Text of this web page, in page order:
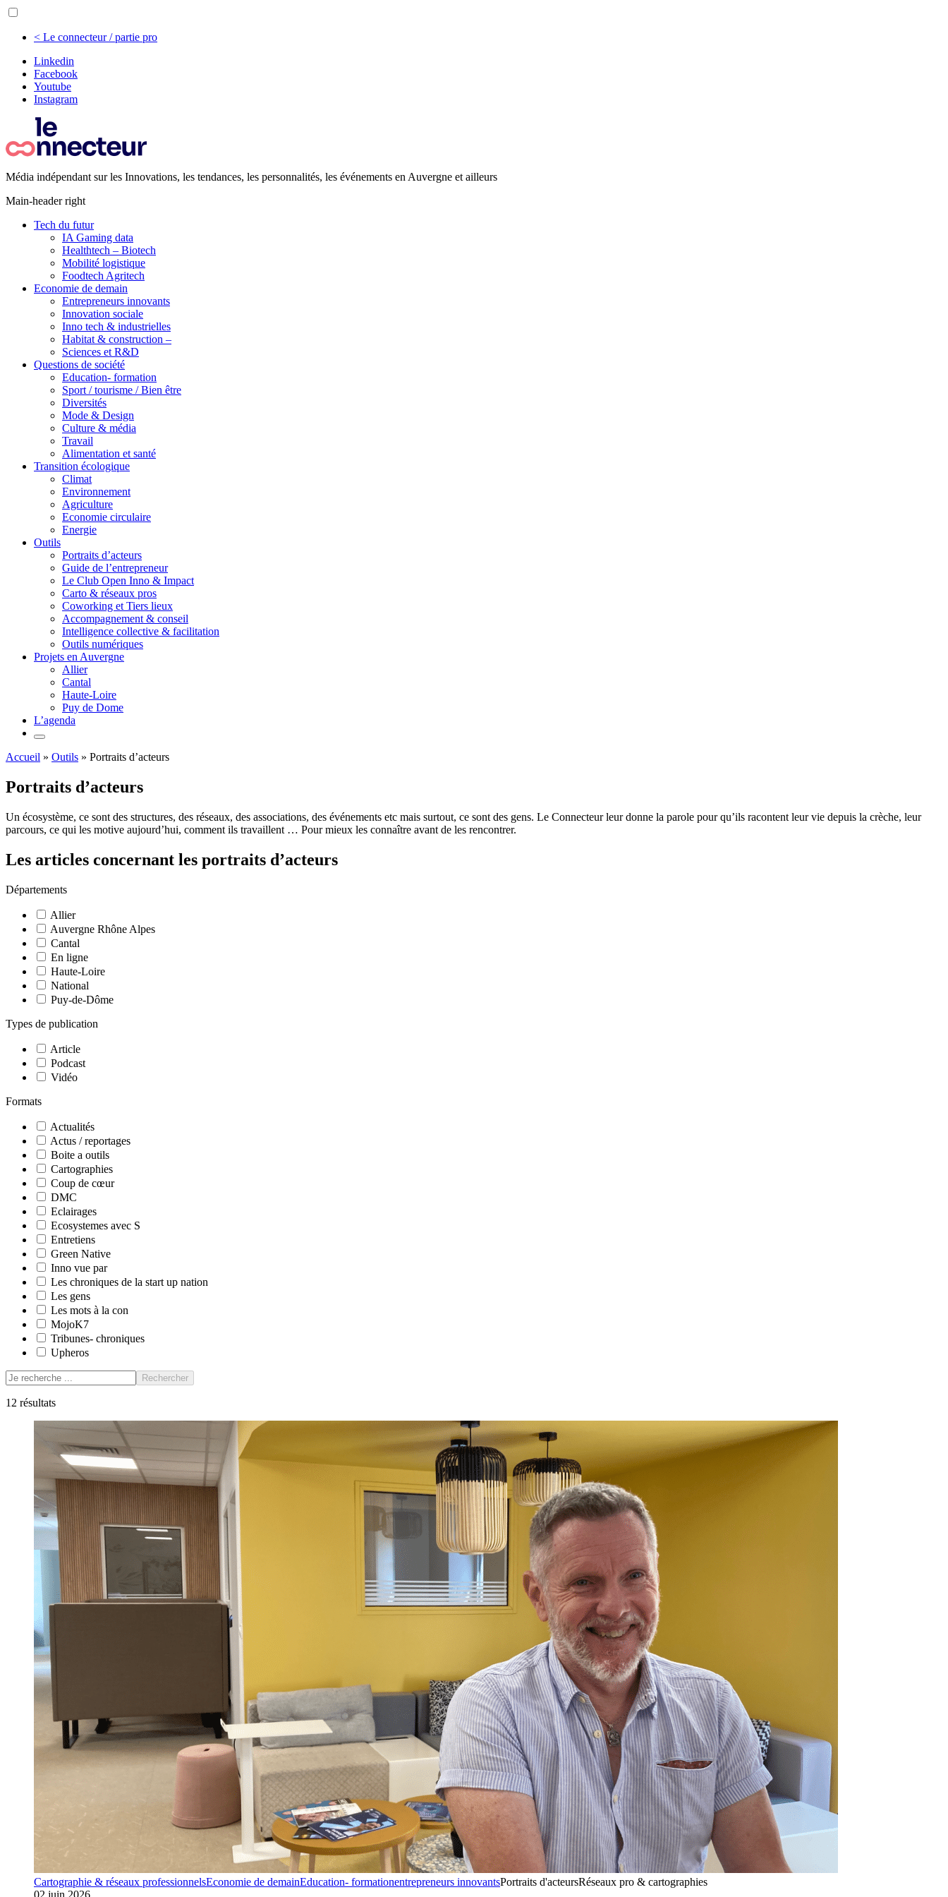
< Le connecteur / partie pro
Linkedin
Facebook
Youtube
Instagram
Média indépendant sur les Innovations, les tendances, les personnalités, les événements en Auvergne et ailleurs
Main-header right
Tech du futur
IA Gaming data
Healthtech – Biotech
Mobilité logistique
Foodtech Agritech
Economie de demain
Entrepreneurs innovants
Innovation sociale
Inno tech & industrielles
Habitat & construction –
Sciences et R&D
Questions de société
Education- formation
Sport / tourisme / Bien être
Diversités
Mode & Design
Culture & média
Travail
Alimentation et santé
Transition écologique
Climat
Environnement
Agriculture
Economie circulaire
Energie
Outils
Portraits d’acteurs
Guide de l’entrepreneur
Le Club Open Inno & Impact
Carto & réseaux pros
Coworking et Tiers lieux
Accompagnement & conseil
Intelligence collective & facilitation
Outils numériques
Projets en Auvergne
Allier
Cantal
Haute-Loire
Puy de Dome
L’agenda
Accueil » Outils » Portraits d’acteurs
Portraits d’acteurs
Un écosystème, ce sont des structures, des réseaux, des associations, des événements etc mais surtout, ce sont des gens. Le Connecteur leur donne la parole pour qu’ils racontent leur vie depuis la crèche, leur
parcours, ce qui les motive aujourd’hui, comment ils travaillent … Pour mieux les connaître avant de les rencontrer.
Les articles concernant les portraits d’acteurs
Départements
Allier
Auvergne Rhône Alpes
Cantal
En ligne
Haute-Loire
National
Puy-de-Dôme
Types de publication
Article
Podcast
Vidéo
Formats
Actualités
Actus / reportages
Boite a outils
Cartographies
Coup de cœur
DMC
Eclairages
Ecosystemes avec S
Entretiens
Green Native
Inno vue par
Les chroniques de la start up nation
Les gens
Les mots à la con
MojoK7
Tribunes- chroniques
Upheros
Rechercher
12 résultats
Cartographie & réseaux professionnelsEconomie de demainEducation- formationentrepreneurs innovantsPortraits d'acteursRéseaux pro & cartographies
02 juin 2026